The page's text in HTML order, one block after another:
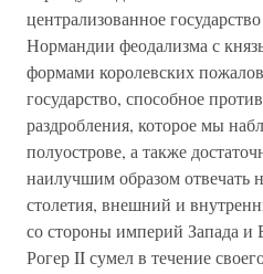
централизованное
Нормандии феодализма с
формами королевских
государство, способное
раздробления, которое мы
полуострове, а также
наилучшим образом отвечать
столетия, внешний и
со стороны империй Запада и
Рогер II сумел в течение